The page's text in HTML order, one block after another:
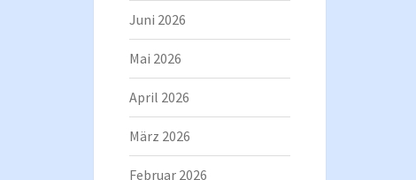
Juni 2026
Mai 2026
April 2026
März 2026
Februar 2026